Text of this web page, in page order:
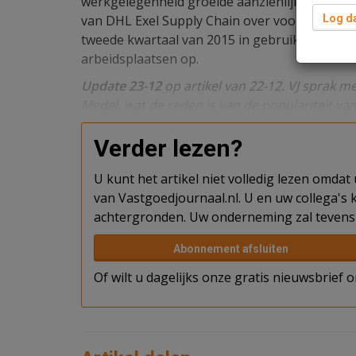
van DHL Exel Supply Chain over voor de
tweede kwartaal van 2015 in gebruik zal
arbeidsplaatsen op.
Update 23-12op artikel van 22-12. VJ sprak
Verder lezen?
U kunt het artikel niet volledig lezen
van Vastgoedjournaal.nl. U en uw
achtergronden. Uw onderneming zal
Abonnement afsluiten
Of wilt u dagelijks onze gratis nieuwsbrief
Log